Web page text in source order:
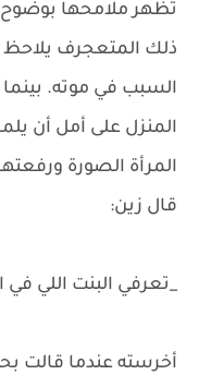
تظهر ملامحها
ذلك المتعجرف يلاحظ
السبب في موته.
المنزل على أمل أن
المرأة الصورة
قال زين:
_تعرفي البنت اللي
أخرسته عندما قالت